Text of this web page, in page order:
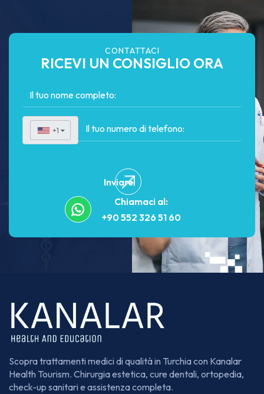
CONTATTACI
RICEVI UN CONSIGLIO ORA
+1 ▼
Inviare
Chiamaci al:
+90 552 326 51 60
Scopra trattamenti medici di qualità in Turchia con Kanalar
Health Tourism. Chirurgia estetica, cure dentali, ortopedia,
check-up sanitari e assistenza completa.